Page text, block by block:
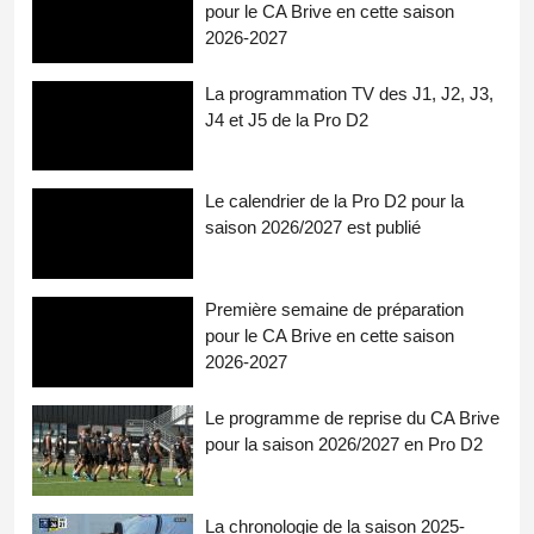
pour le CA Brive en cette saison
2026-2027
La programmation TV des J1, J2, J3,
J4 et J5 de la Pro D2
Le calendrier de la Pro D2 pour la
saison 2026/2027 est publié
Première semaine de préparation
pour le CA Brive en cette saison
2026-2027
Le programme de reprise du CA Brive
pour la saison 2026/2027 en Pro D2
La chronologie de la saison 2025-